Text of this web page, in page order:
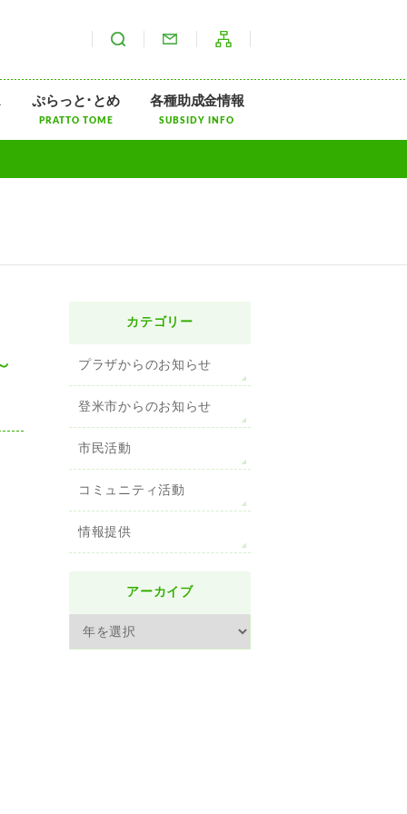
お問い合わせ
サイト内検索
ぷらっと･とめ
PRATTO TOME
各種助成金情報
SUBSIDY INFO
カテゴリー
プラザからのお知らせ
登米市からのお知らせ
市民活動
コミュニティ活動
情報提供
アーカイブ